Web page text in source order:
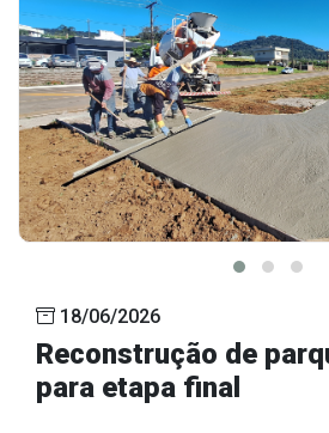
18/06/2026
Reconstrução de
para etapa final